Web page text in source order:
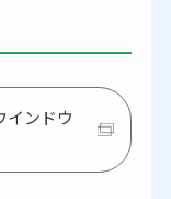
インドウ